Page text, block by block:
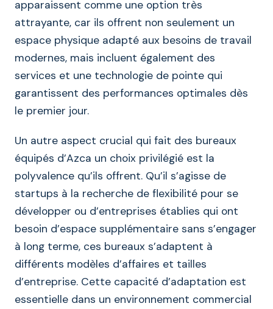
apparaissent comme une option très
attrayante, car ils offrent non seulement un
espace physique adapté aux besoins de travail
modernes, mais incluent également des
services et une technologie de pointe qui
garantissent des performances optimales dès
le premier jour.
Un autre aspect crucial qui fait des bureaux
équipés d’Azca un choix privilégié est la
polyvalence qu’ils offrent. Qu’il s’agisse de
startups à la recherche de flexibilité pour se
développer ou d’entreprises établies qui ont
besoin d’espace supplémentaire sans s’engager
à long terme, ces bureaux s’adaptent à
différents modèles d’affaires et tailles
d’entreprise. Cette capacité d’adaptation est
essentielle dans un environnement commercial